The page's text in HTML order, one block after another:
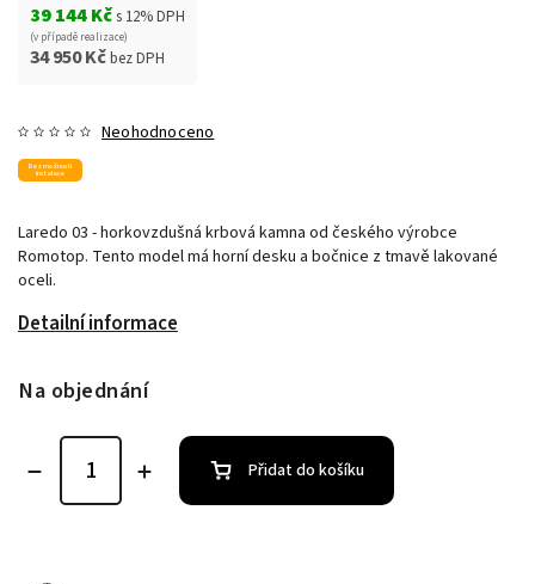
39 144 Kčs 12% DPH
(v případě realizace)
34 950 Kčbez DPH
Bez možnosti
instalace
Neohodnoceno
Laredo 03 - horkovzdušná krbová kamna od českého výrobce
Romotop. Tento model má horní desku a bočnice z tmavě lakované
oceli.
Detailní informace
Na objednání
Přidat do košíku